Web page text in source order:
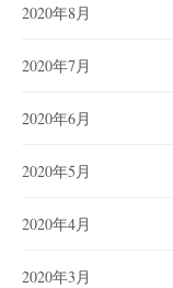
2020年8月
2020年7月
2020年6月
2020年5月
2020年4月
2020年3月